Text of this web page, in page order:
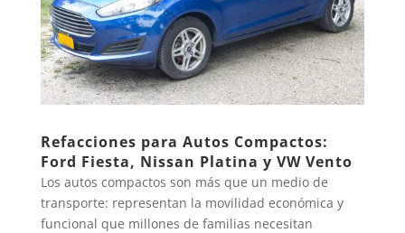
Refacciones para Autos Compactos:
Ford Fiesta, Nissan Platina y VW Vento
Los autos compactos son más que un medio de
transporte: representan la movilidad económica y
funcional que millones de familias necesitan